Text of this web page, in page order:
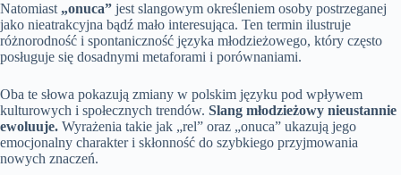
Natomiast „onuca” jest slangowym określeniem osoby postrzeganej
jako nieatrakcyjna bądź mało interesująca. Ten termin ilustruje
różnorodność i spontaniczność języka młodzieżowego, który często
posługuje się dosadnymi metaforami i porównaniami.
Oba te słowa pokazują zmiany w polskim języku pod wpływem
kulturowych i społecznych trendów. Slang młodzieżowy nieustannie
ewoluuje. Wyrażenia takie jak „rel” oraz „onuca” ukazują jego
emocjonalny charakter i skłonność do szybkiego przyjmowania
nowych znaczeń.